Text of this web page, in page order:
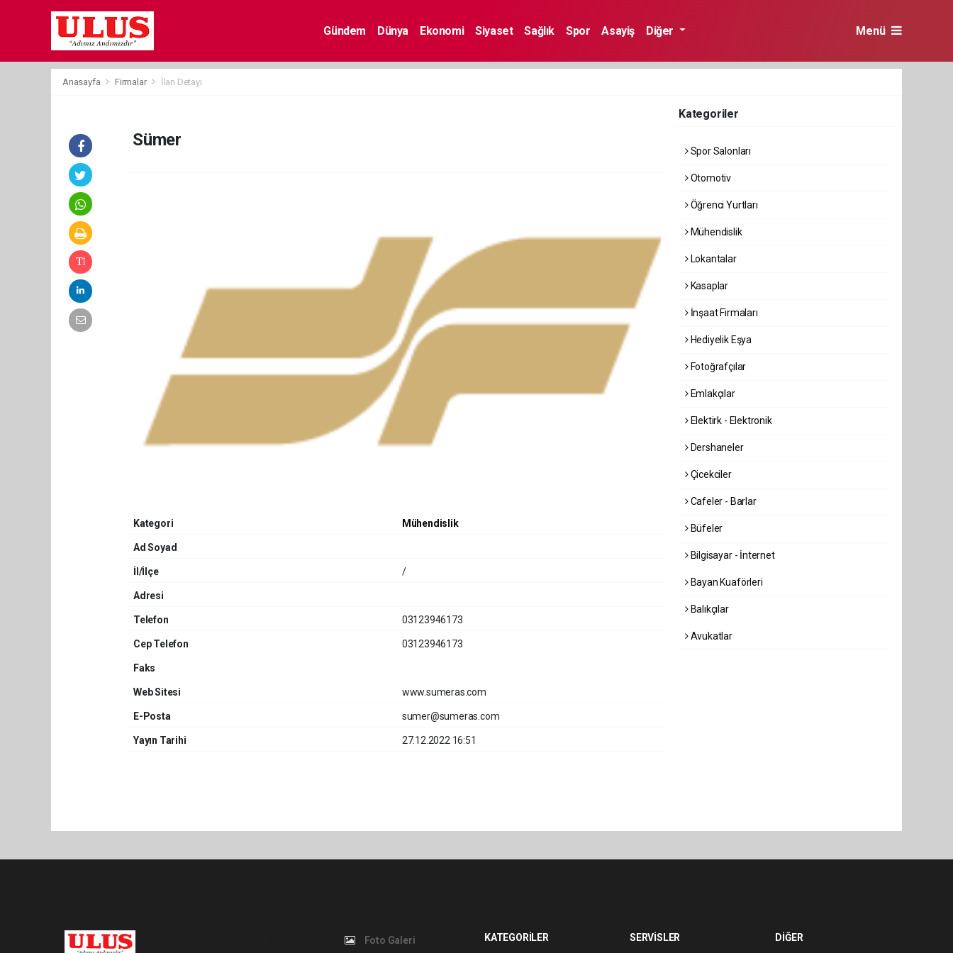
Gündem Dünya Ekonomi Siyaset Sağlık Spor Asayiş Diğer Menü
Anasayfa Firmalar İlan Detayı
Sümer
Kategori Mühendislik
Ad Soyad
İl/İlçe /
Adresi
Telefon 03123946173
Cep Telefon 03123946173
Faks
Web Sitesi www.sumeras.com
E-Posta sumer@sumeras.com
Yayın Tarihi 27.12.2022 16:51
Kategoriler
Spor Salonları
Otomotiv
Öğrenci Yurtları
Mühendislik
Lokantalar
Kasaplar
İnşaat Firmaları
Hediyelik Eşya
Fotoğrafçılar
Emlakçılar
Elektirk - Elektronik
Dershaneler
Çicekciler
Cafeler - Barlar
Büfeler
Bilgisayar - İnternet
Bayan Kuaförleri
Balıkçılar
Avukatlar
Foto Galeri KATEGORİLER SERVİSLER DİĞER